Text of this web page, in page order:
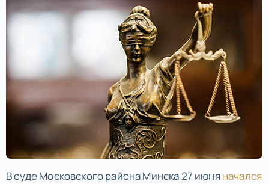
В суде Московского района Минска 27 июняначался